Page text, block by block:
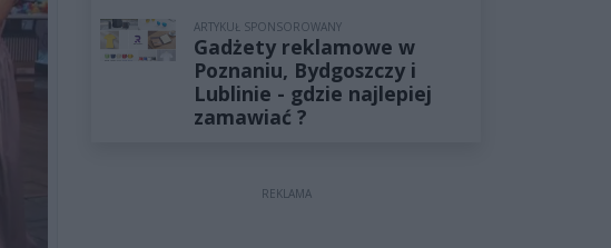
ARTYKUŁ SPONSOROWANY
Gadżety reklamowe w
Poznaniu, Bydgoszczy i
Lublinie - gdzie najlepiej
zamawiać ?
REKLAMA